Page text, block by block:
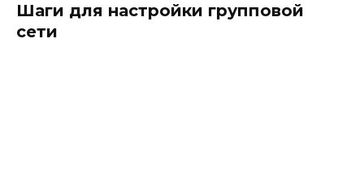
Шаги для настройки групповой
сети